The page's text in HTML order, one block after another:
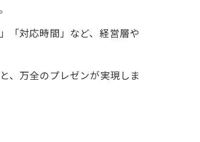
「対応時間」など、経営層や
、万全のプレゼンが実現しま